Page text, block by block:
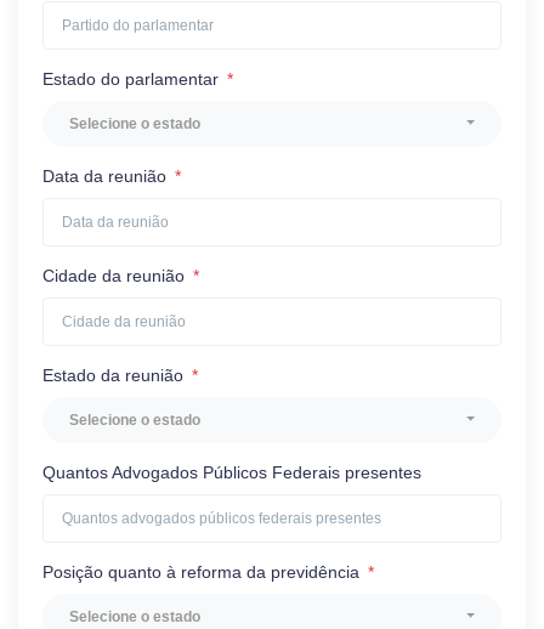
Estado do parlamentar *
Selecione o estado
Data da reunião *
Cidade da reunião *
Estado da reunião *
Selecione o estado
Quantos Advogados Públicos Federais presentes
Posição quanto à reforma da previdência *
Selecione o estado